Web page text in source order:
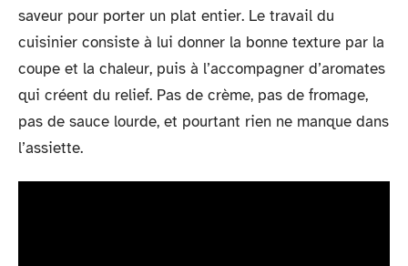
saveur pour porter un plat entier. Le travail du
cuisinier consiste à lui donner la bonne texture par la
coupe et la chaleur, puis à l’accompagner d’aromates
qui créent du relief. Pas de crème, pas de fromage,
pas de sauce lourde, et pourtant rien ne manque dans
l’assiette.